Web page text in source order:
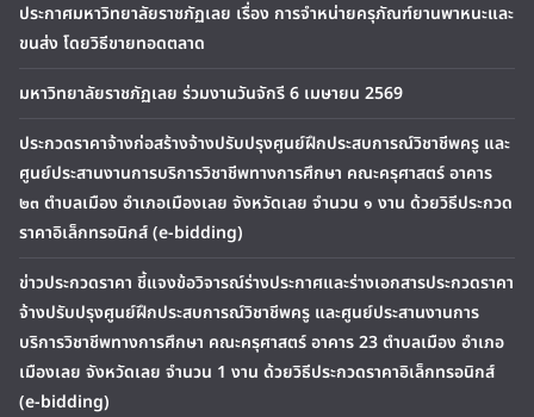
ประกาศมหาวิทยาลัยราชภัฏเลย เรื่อง การจำหน่ายครุภัณฑ์ยานพาหนะและ
ขนส่ง โดยวิธีขายทอดตลาด
มหาวิทยาลัยราชภัฏเลย ร่วมงานวันจักรี 6 เมษายน 2569
ประกวดราคาจ้างก่อสร้างจ้างปรับปรุงศูนย์ฝึกประสบการณ์วิชาชีพครู และ
ศูนย์ประสานงานการบริการวิชาชีพทางการศึกษา คณะครุศาสตร์ อาคาร
๒๓ ตำบลเมือง อำเภอเมืองเลย จังหวัดเลย จำนวน ๑ งาน ด้วยวิธีประกวด
ราคาอิเล็กทรอนิกส์ (e-bidding)
ข่าวประกวดราคา ชี้แจงข้อวิจารณ์ร่างประกาศและร่างเอกสารประกวดราคา
จ้างปรับปรุงศูนย์ฝึกประสบการณ์วิชาชีพครู และศูนย์ประสานงานการ
บริการวิชาชีพทางการศึกษา คณะครุศาสตร์ อาคาร 23 ตำบลเมือง อำเภอ
เมืองเลย จังหวัดเลย จำนวน 1 งาน ด้วยวิธีประกวดราคาอิเล็กทรอนิกส์
(e-bidding)